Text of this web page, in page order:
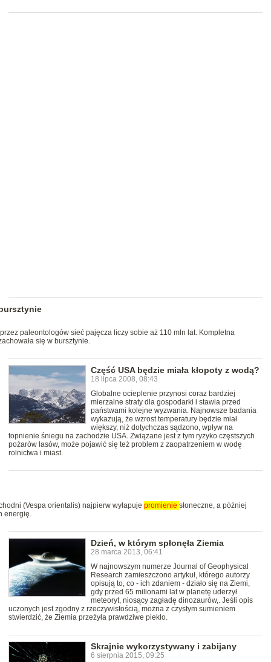
paleontologów sieć pajęcza liczy sobie aż 110 mln lat. Kompletna
się w bursztynie.
Część USA będzie miała kłopoty z wodą?
18 lipca 2008, 08:43
Globalne ocieplenie przynosi coraz bardziej
mierzalne straty dla gospodarki i stawia przed
państwami kolejne wyzwania. Najnowsze badania
wykazują, że wzrost temperatury będzie miał
większy, niż dotychczas sądzono, wpływ na
topnienie śniegu na zachodzie USA. Związane jest z tym ryzyko częstszych
pożarów lasów, może pojawić się też problem z zaopatrzeniem w wodę
rolnictwa i miast.
(Vespa orientalis) najpierw wyłapuje promienie słoneczne, a później
energię.
Dzień, w którym spłonęła Ziemia
28 marca 2013, 06:41
W najnowszym numerze Journal of Geophysical
Research zamieszczono artykuł, którego autorzy
opisują to, co - ich zdaniem - działo się na Ziemi,
gdy przed 65 milionami lat w planetę uderzył
meteoryt, niosący zagładę dinozaurów,. Jeśli opis
uczonych jest zgodny z rzeczywistością, można z czystym sumieniem
stwierdzić, że Ziemia przeżyła prawdziwe piekło.
Skrajnie wykorzystywany i zabijany
6 sierpnia 2015, 09:25